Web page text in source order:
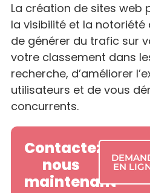
La création de sites web
la visibilité et la notoriété
de générer du trafic sur
votre classement dans
recherche, d’améliorer
utilisateurs et de vous
concurrents.
Contactez-
nous
maintenant
EN